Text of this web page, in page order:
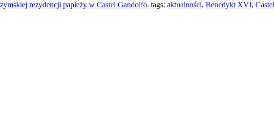
rezydencji papieży w Castel Gandolfo. tags: aktualności, Benedykt XVI,